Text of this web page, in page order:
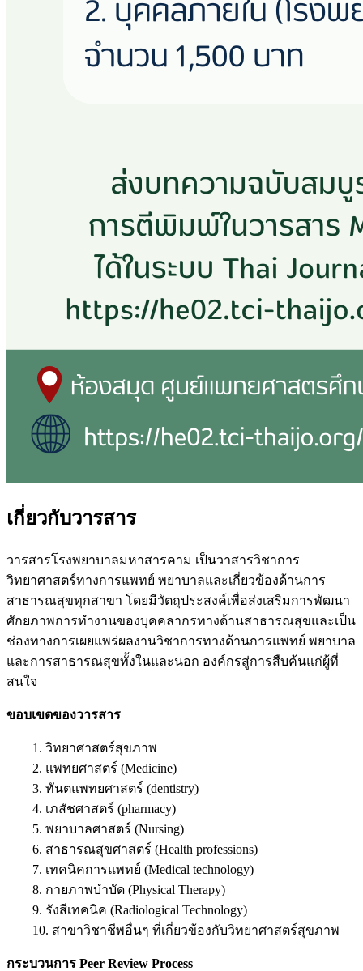
เกี่ยวกับวารสาร
วารสารโรงพยาบาลมหาสารคาม เป็นวาสารวิชาการ
วิทยาศาสตร์ทางการแพทย์ พยาบาลและเกี่ยวข้องด้านการ
สาธารณสุขทุกสาขา โดยมีวัตถุประสงค์เพื่อส่งเสริมการพัฒนา
ศักยภาพการทำงานของบุคคลากรทางด้านสาธารณสุขและเป็น
ช่องทางการเผยแพร่ผลงานวิชาการทางด้านการแพทย์ พยาบาล
และการสาธารณสุขทั้งในและนอก องค์กรสู่การสืบค้นแก่ผู้ที่
สนใจ
ขอบเขตของวารสาร
1. วิทยาศาสตร์สุขภาพ
2. แพทยศาสตร์ (Medicine)
3. ทันตแพทยศาสตร์ (dentistry)
4. เภสัชศาสตร์ (pharmacy)
5. พยาบาลศาสตร์ (Nursing)
6. สาธารณสุขศาสตร์ (Health professions)
7. เทคนิคการแพทย์ (Medical technology)
8. กายภาพบำบัด (Physical Therapy)
9. รังสีเทคนิค (Radiological Technology)
10. สาขาวิชาชีพอื่นๆ ที่เกี่ยวข้องกับวิทยาศาสตร์สุขภาพ
กระบวนการ Peer Review Process